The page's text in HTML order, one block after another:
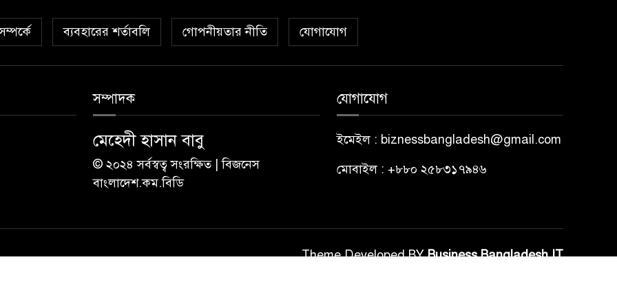
ব্যবহারের শর্তাবলি গোপনীয়তার নীতি যোগাযোগ
সম্পাদক
মেহেদী হাসান বাবু
© ২০২৪ সর্বস্বত্ব সংরক্ষিত | বিজনেস
বাংলাদেশ.কম.বিডি
যোগাযোগ
ইমেইল : biznessbangladesh@gmail.com
মোবাইল : +৮৮০ ২৫৮৩১৭৯৪৬
Theme Developed BYBusiness Bangladesh IT